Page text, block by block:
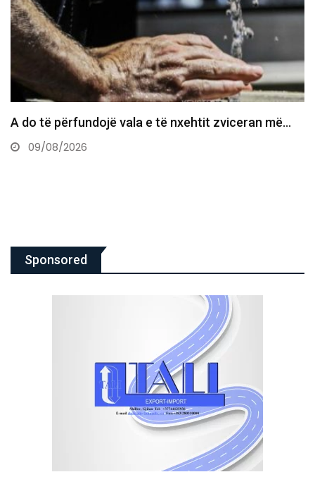
Daut Haradinaj: Rruga e vetmja rrugë për ta kthyer
shtetin…
Sponsored